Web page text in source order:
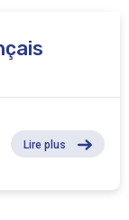
Lire plus